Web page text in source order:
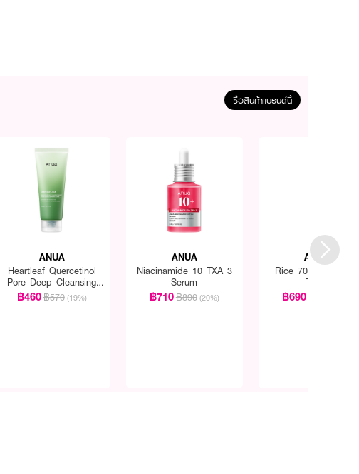
ซื้อสินค้าแบรนด์นี้
ANUA
Heartleaf Quercetinol
Pore Deep Cleansing
Foam
฿460฿570 (19%)
ANUA
Niacinamide 10 TXA 3
Serum
฿710฿890 (20%)
ANUA
Rice 70 Glow Milky
Toner
฿690